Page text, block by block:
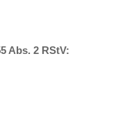
Abs. 2 RStV: